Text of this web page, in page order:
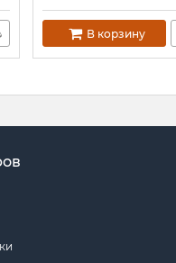
В корзину